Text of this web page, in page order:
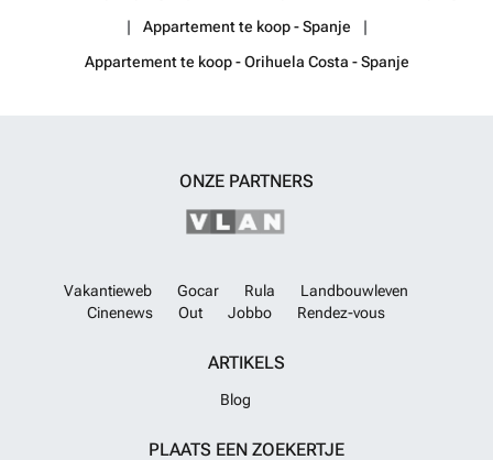
Appartement te koop - Spanje
Appartement te koop - Orihuela Costa - Spanje
ONZE PARTNERS
Vakantieweb Gocar Rula
Landbouwleven
Cinenews
Out Jobbo Rendez-vous
ARTIKELS
Blog
PLAATS EEN ZOEKERTJE